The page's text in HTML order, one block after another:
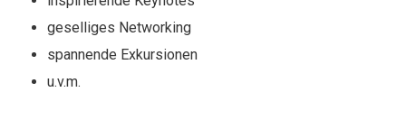
geselliges Networking
spannende Exkursionen
u.v.m.